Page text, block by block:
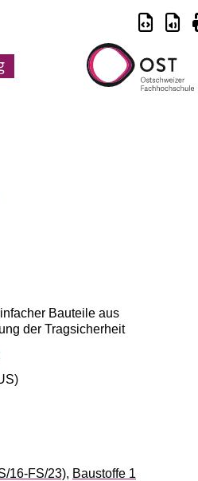
Bauteile aus
der Tragsicherheit
16-FS/23), Baustoffe 1